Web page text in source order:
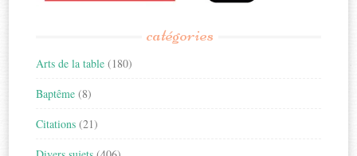
catégories
Arts de la table (180)
Baptême (8)
Citations (21)